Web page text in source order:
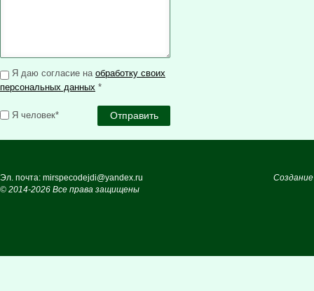
Я даю согласие на обработку своих
персональных данных *
Я человек*
Эл. почта: mirspecodejdi@yandex.ru
© 2014-2026 Все права защищены